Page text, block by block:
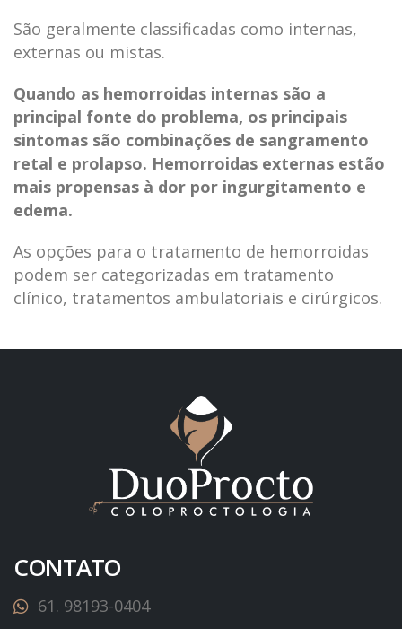
São geralmente classificadas como internas,
externas ou mistas.
Quando as hemorroidas internas são a
principal fonte do problema, os principais
sintomas são combinações de sangramento
retal e prolapso. Hemorroidas externas estão
mais propensas à dor por ingurgitamento e
edema.
As opções para o tratamento de hemorroidas
podem ser categorizadas em tratamento
clínico, tratamentos ambulatoriais e cirúrgicos.
CONTATO
61. 98193-0404